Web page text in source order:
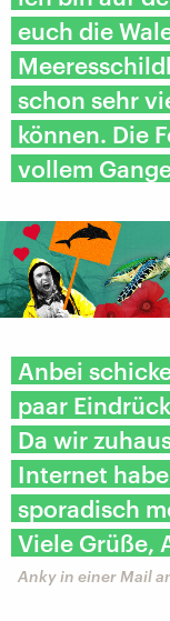
euch die
schon sehr
können. Die
vollem
Anbei
paar
Da wir
Internet
sporadisch
Viele Grüße,
Anky in einer Mail